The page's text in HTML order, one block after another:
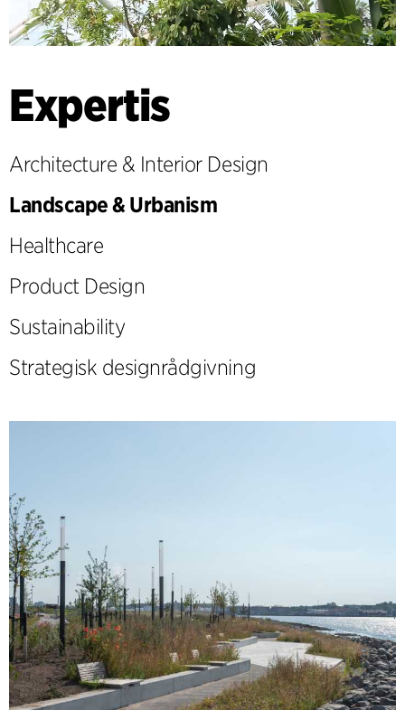
Expertis
Architecture & Interior Design
Landscape & Urbanism
Healthcare
Product Design
Sustainability
Strategisk designrådgivning